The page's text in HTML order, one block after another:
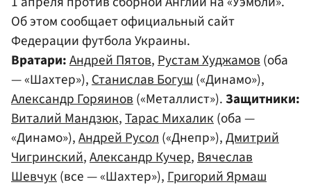
Об этом сообщает официальный сайт
Федерации футбола Украины.
Вратари:Андрей Пятов,Рустам Худжамов(оба
— «Шахтер»),Станислав Богуш(«Динамо»),
Александр Горяинов(«Металлист»).Защитники:
Виталий Мандзюк,Тарас Михалик(оба —
«Динамо»),Андрей Русол(«Днепр»),Дмитрий
Чигринский,Александр Кучер,Вячеслав
Шевчук(все — «Шахтер»),Григорий Ярмаш